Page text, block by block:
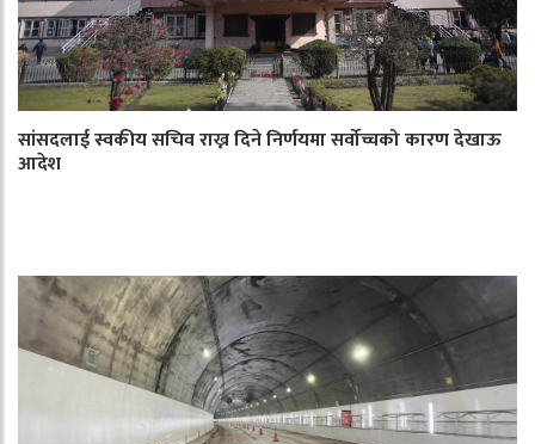
सांसदलाई स्वकीय सचिव राख्न दिने निर्णयमा सर्वोच्चको कारण देखाऊ
आदेश